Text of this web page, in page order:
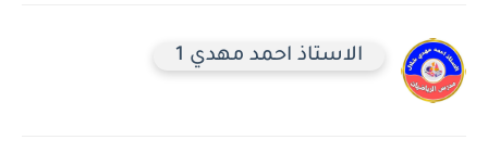
الاستاذ احمد مهدي 1